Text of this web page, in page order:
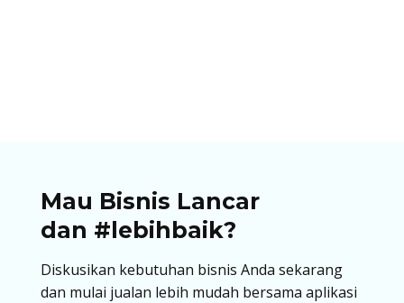
Mau Bisnis Lancar
dan #lebihbaik?
Diskusikan kebutuhan bisnis Anda sekarang
dan mulai jualan lebih mudah bersama aplikasi